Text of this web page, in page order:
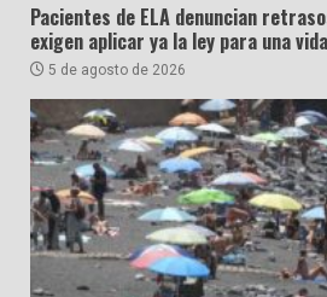
Pacientes de ELA denuncian
exigen aplicar ya la ley para una
5 de agosto de 2026